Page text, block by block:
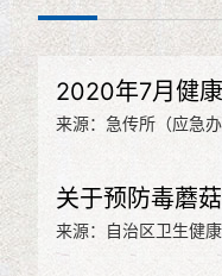
2020年7月健
来源：急传所（应急办
关于预防毒蘑
来源：自治区卫生健